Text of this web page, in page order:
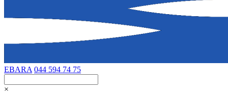
EBARA 044 594 74 75
×